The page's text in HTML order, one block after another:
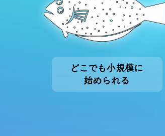
どこでも小規模に
始められる